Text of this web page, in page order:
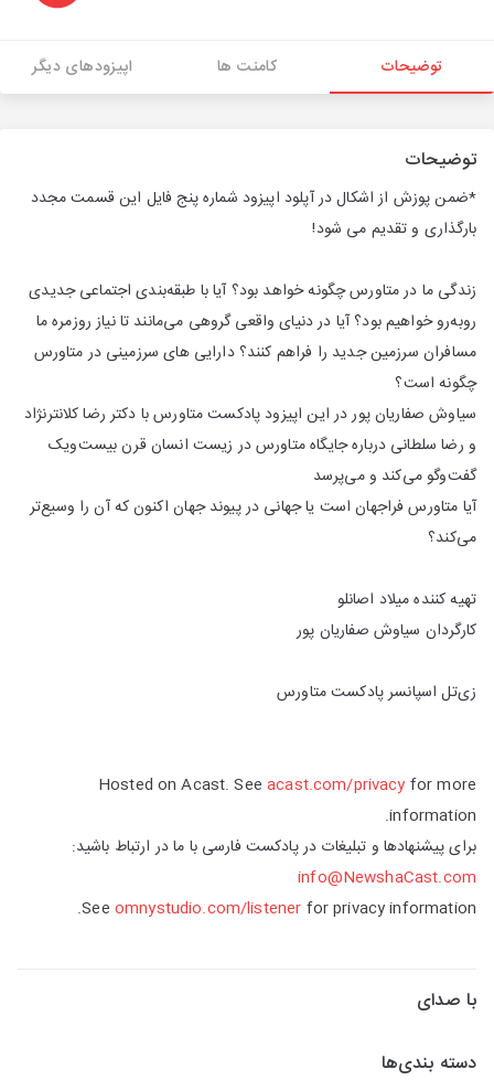
توضیحات کامنت ها اپیزودهای دیگر
توضیحات
*ضمن پوزش از اشکال در آپلود اپیزود شماره پنج فایل این قسمت مجدد
بارگذاری و تقدیم می شود!
زندگی ما در متاورس چگونه خواهد بود؟ آیا با طبقه‌بندی اجتماعی جدیدی
رو‌به‌رو خواهیم بود؟ آیا در دنیای واقعی گروهی می‌مانند تا نیاز روزمره ما
مسافران سرزمین جدید را فراهم کنند؟ دارایی های سرزمینی در متاورس
چگونه است؟
سیاوش صفاریان پور در این اپیزود پادکست متاورس با دکتر رضا کلانترنژاد
و رضا سلطانی درباره جایگاه متاورس در زیست انسان قرن بیست‌ویک
گفت‌وگو می‌کند و می‌پرسد
آیا متاورس فراجهان‌ است یا جهانی در پیوند جهان اکنون که آن را وسیع‌تر
می‌کند؟
تهیه کننده میلاد اصانلو
کارگردان سیاوش صفاریان پور
زی‌تل اسپانسر پادکست متاورس
Hosted on Acast. Seeacast.com/privacy for more
information.
برای پیشنهادها و تبلیغات در پادکست فارسی با ما در ارتباط باشید:
info@NewshaCast.com
See omnystudio.com/listener for privacy information.
با صدای
دسته بندی‌ها